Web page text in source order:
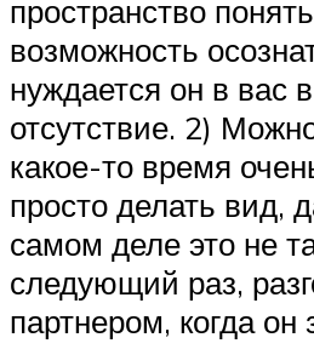
пространство
возможность
нуждается он в вас
отсутствие. 2)
какое-то время
просто делать вид,
самом деле это не
следующий раз,
партнером, когда он